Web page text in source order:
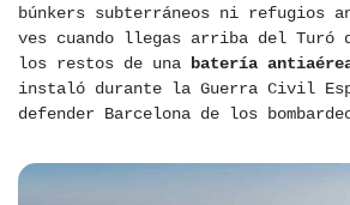
búnkers subterráneos ni refugios
ves cuando llegas arriba del Turó
los restos de una batería
instaló durante la Guerra Civil
defender Barcelona de los